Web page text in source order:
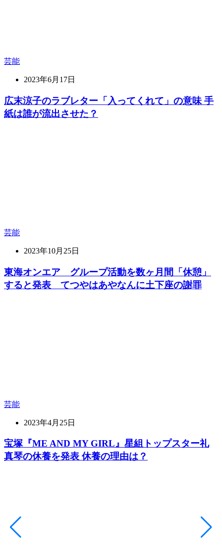
芸能
2023年6月17日
広末涼子のラブレター「入ってくれて」の意味 手
紙は誰が流出させた？
芸能
2023年10月25日
東海オンエア グループ活動を数ヶ月間「休憩」
すると発表 てつやはあやなんに土下座の謝罪
芸能
2023年4月25日
宝塚『ME AND MY GIRL』星組トップスター礼
真琴の休養を発表 休養の理由は？